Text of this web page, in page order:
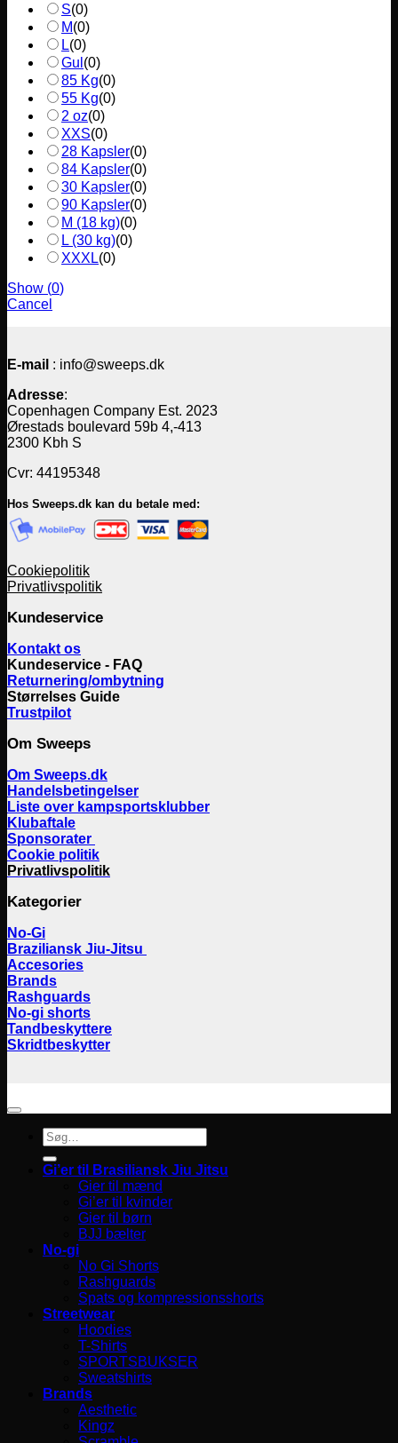
S(0)
M(0)
L(0)
Gul (0)
85 Kg(0)
55 Kg(0)
2 oz(0)
XXS(0)
28 Kapsler(0)
84 Kapsler(0)
30 Kapsler(0)
90 Kapsler(0)
M (18 kg)(0)
L (30 kg)(0)
XXXL(0)
Show (0)
Cancel
E-mail : info@sweeps.dk
Adresse:
Copenhagen Company Est. 2023
Ørestads boulevard 59b 4,-413
2300 Kbh S
Cvr: 44195348
Hos Sweeps.dk kan du betale med:
Cookiepolitik
Privatlivspolitik
Kundeservice
Kontakt os
Kundeservice - FAQ
Returnering/ombytning
Størrelses Guide
Trustpilot
Om Sweeps
Om Sweeps.dk
Handelsbetingelser
Liste over kampsportsklubber
Klubaftale
Sponsorater
Cookie politik
Privatlivspolitik
Kategorier
No-Gi
Braziliansk Jiu-Jitsu
Accesories
Brands
Rashguards
No-gi shorts
Tandbeskyttere
Skridtbeskytter
Søg
efter:
Gi’er til Brasiliansk Jiu Jitsu
Gier til mænd
Gi’er til kvinder
Gier til børn
BJJ bælter
No-gi
No Gi Shorts
Rashguards
Spats og kompressionsshorts
Streetwear
Hoodies
T-Shirts
SPORTSBUKSER
Sweatshirts
Brands
Aesthetic
Kingz